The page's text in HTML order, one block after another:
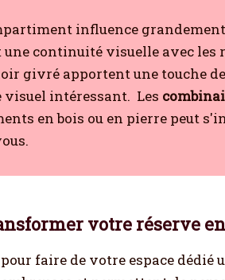
influence
continuité visuelle avec les
givré apportent une touche
visuel intéressant. Les
en bois ou en pierre peut
votre réserve
faire de votre espace